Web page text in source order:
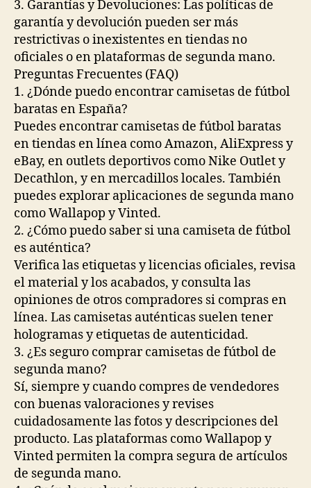
3. Garantías y Devoluciones: Las políticas de
garantía y devolución pueden ser más
restrictivas o inexistentes en tiendas no
oficiales o en plataformas de segunda mano.
Preguntas Frecuentes (FAQ)
1. ¿Dónde puedo encontrar camisetas de fútbol
baratas en España?
Puedes encontrar camisetas de fútbol baratas
en tiendas en línea como Amazon, AliExpress y
eBay, en outlets deportivos como Nike Outlet y
Decathlon, y en mercadillos locales. También
puedes explorar aplicaciones de segunda mano
como Wallapop y Vinted.
2. ¿Cómo puedo saber si una camiseta de fútbol
es auténtica?
Verifica las etiquetas y licencias oficiales, revisa
el material y los acabados, y consulta las
opiniones de otros compradores si compras en
línea. Las camisetas auténticas suelen tener
hologramas y etiquetas de autenticidad.
3. ¿Es seguro comprar camisetas de fútbol de
segunda mano?
Sí, siempre y cuando compres de vendedores
con buenas valoraciones y revises
cuidadosamente las fotos y descripciones del
producto. Las plataformas como Wallapop y
Vinted permiten la compra segura de artículos
de segunda mano.